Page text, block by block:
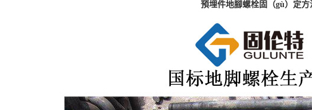
預埋件地腳螺栓固（gù）定方